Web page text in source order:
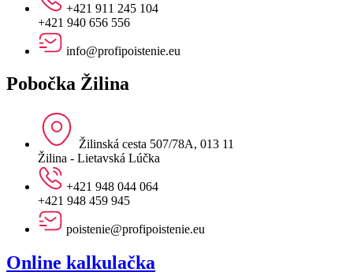
+421 911 245 104
+421 940 656 556
info@profipoistenie.eu
Pobočka Žilina
Žilinská cesta 507/78A, 013 11
Žilina - Lietavská Lúčka
+421 948 044 064
+421 948 459 945
poistenie@profipoistenie.eu
Online kalkulačka